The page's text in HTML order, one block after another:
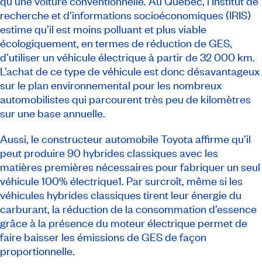
recherche et d’informations socioéconomiques (IRIS)
estime qu’il est moins polluant et plus viable
écologiquement, en termes de réduction de GES,
d’utiliser un véhicule électrique à partir de 32 000 km.
L’achat de ce type de véhicule est donc désavantageux
sur le plan environnemental pour les nombreux
automobilistes qui parcourent très peu de kilomètres
sur une base annuelle.
Aussi, le constructeur automobile Toyota affirme qu’il
peut produire 90 hybrides classiques avec les
matières premières nécessaires pour fabriquer un seul
véhicule 100% électrique1. Par surcroît, même si les
véhicules hybrides classiques tirent leur énergie du
carburant, la réduction de la consommation d’essence
grâce à la présence du moteur électrique permet de
faire baisser les émissions de GES de façon
proportionnelle.